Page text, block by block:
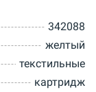
342088
желтый
текстильные
картридж